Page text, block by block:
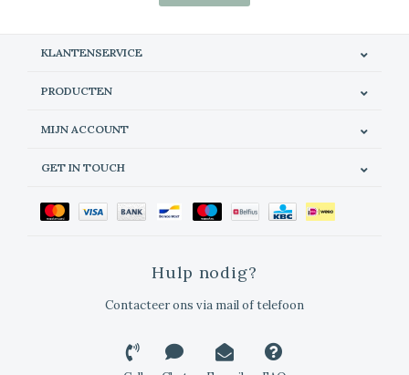
KLANTENSERVICE
PRODUCTEN
MIJN ACCOUNT
GET IN TOUCH
Hulp nodig?
Contacteer ons via mail of telefoon